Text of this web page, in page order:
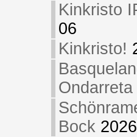
Kinkristo
06
Kinkristo!
Ondarreta
Bock